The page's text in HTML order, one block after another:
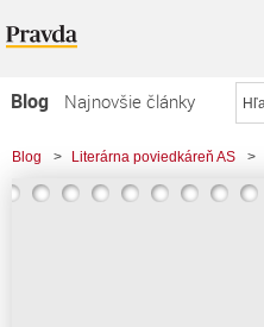
Blog
Najnovšie články
Najčítanejšie články
Najkomentovanejšie články
Blog > Literárna poviedkáreň AS >